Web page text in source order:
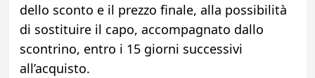
dello sconto e il prezzo finale, alla possibilità
di sostituire il capo, accompagnato dallo
scontrino, entro i 15 giorni successivi
all’acquisto.